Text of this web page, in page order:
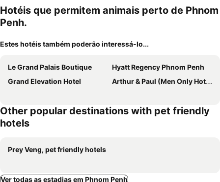
Hotéis que permitem animais perto de Phnom
Penh.
Estes hotéis também poderão interessá-lo...
Le Grand Palais Boutique
Hyatt Regency Phnom Penh
Grand Elevation Hotel
Arthur & Paul (Men Only Hotel)
Other popular destinations with pet friendly
hotels
Prey Veng, pet friendly hotels
Ver todas as estadias em Phnom Penh